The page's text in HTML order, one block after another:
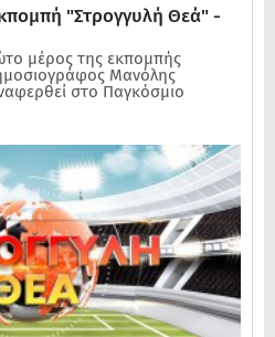
"Στρογγυλή Θεά" -
μέρος της εκπομπής
Μανόλης
στο Παγκόσμιο